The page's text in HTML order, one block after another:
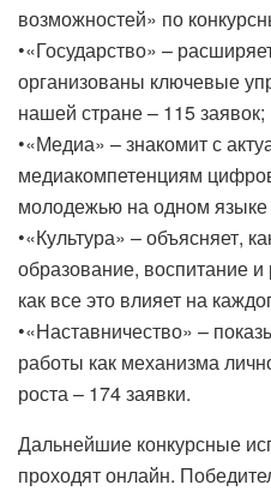
возможностей» по
•«Государство» –
организованы ключевые
нашей стране – 115 заявок;
•«Медиа» – знакомит с
медиакомпетенциям
молодежью на одном языке
•«Культура» – объясняет,
образование, воспитание и
как все это влияет на
•«Наставничество» –
работы как механизма
роста – 174 заявки.
Дальнейшие конкурсные
проходят онлайн.